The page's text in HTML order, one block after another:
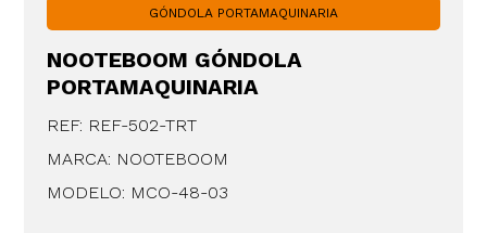
GÓNDOLA PORTAMAQUINARIA
NOOTEBOOM GÓNDOLA
PORTAMAQUINARIA
REF: REF-502-TRT
MARCA: NOOTEBOOM
MODELO: MCO-48-03